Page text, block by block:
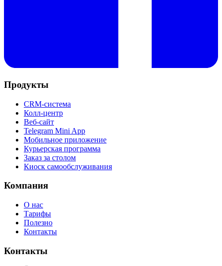
Продукты
CRM-система
Колл-центр
Веб-сайт
Telegram Mini App
Мобильное приложение
Курьерская программа
Заказ за столом
Киоск самообслуживания
Компания
О нас
Тарифы
Полезно
Контакты
Контакты